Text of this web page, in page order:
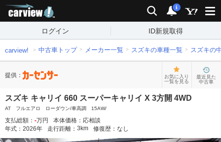
検索 通知
i
ログイン ID新規取得
carview! 中古車トップ メーカー一覧 スズキの車種一覧 スズキの
提供：
お気に入り
一覧を見る
最近見た
中古車
スズキ キャリイ 660 スーパーキャリイ X 3方開 4WD
AT フルエアロ ローダウン/車高調 15AW/
支払総額： -万円 本体価格： 応相談
年式： 2026年 走行距離： 3 km 修復歴： なし